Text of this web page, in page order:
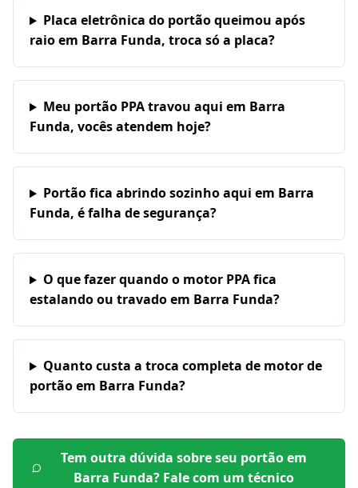
Placa eletrônica do portão queimou após
raio em Barra Funda, troca só a placa?
Meu portão PPA travou aqui em Barra
Funda, vocês atendem hoje?
Portão fica abrindo sozinho aqui em Barra
Funda, é falha de segurança?
O que fazer quando o motor PPA fica
estalando ou travado em Barra Funda?
Quanto custa a troca completa de motor de
portão em Barra Funda?
Tem outra dúvida sobre seu portão em
Barra Funda? Fale com um técnico